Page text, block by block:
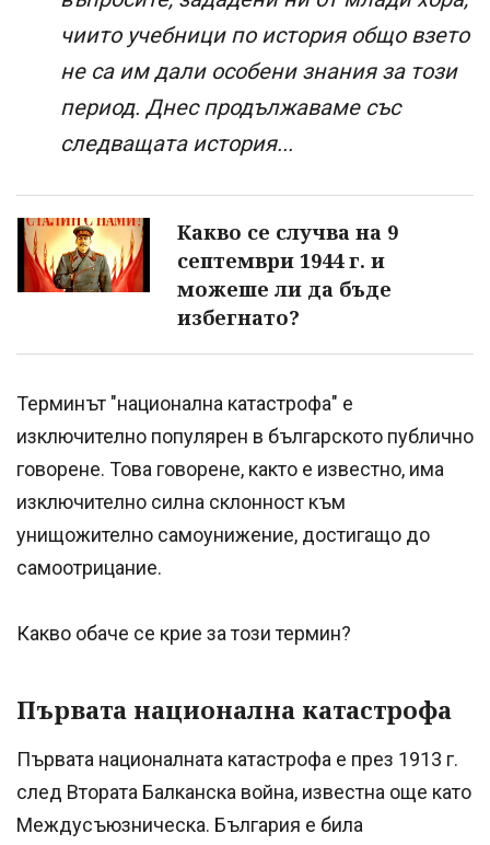
чиито учебници по история общо взето
не са им дали особени знания за този
период. Днес продължаваме със
следващата история...
Какво се случва на 9
септември 1944 г. и
можеше ли да бъде
избегнато?
Терминът "национална катастрофа" е
изключително популярен в българското публично
говорене. Това говорене, както е известно, има
изключително силна склонност към
унищожително самоунижение, достигащо до
самоотрицание.
Какво обаче се крие за този термин?
Първата национална катастрофа
Първата националната катастрофа е през 1913 г.
след Втората Балканска война, известна още като
Междусъюзническа. България е била